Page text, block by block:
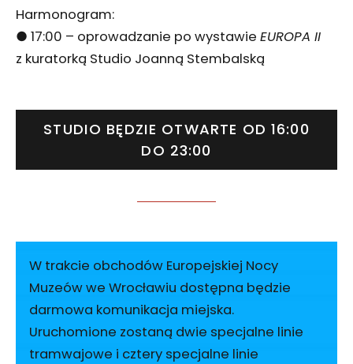
Harmonogram:
● 17:00 – oprowadzanie po wystawie EUROPA II
z kuratorką Studio Joanną Stembalską
STUDIO BĘDZIE OTWARTE OD 16:00
DO 23:00
W trakcie obchodów Europejskiej Nocy
Muzeów we Wrocławiu dostępna będzie
darmowa komunikacja miejska.
Uruchomione zostaną dwie specjalne linie
tramwajowe i cztery specjalne linie